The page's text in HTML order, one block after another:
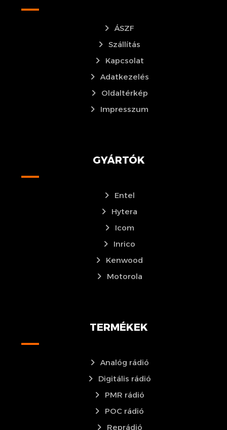
ÁSZF
Szállítás
Kapcsolat
Adatkezelés
Oldaltérkép
Impresszum
GYÁRTÓK
Entel
Hytera
Icom
Inrico
Kenwood
Motorola
TERMÉKEK
Analóg rádió
Digitális rádió
PMR rádió
POC rádió
Reprádió